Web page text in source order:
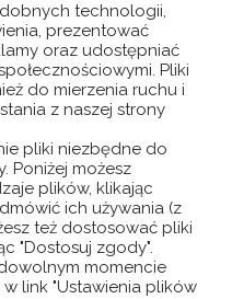
wz1
technologii,
prezentować
oraz udostępniać
Pliki
do mierzenia ruchu i
z naszej strony
pliki niezbędne do
Poniżej możesz
plików, klikając
ich używania (z
też dostosować pliki
"Dostosuj zgody".
momencie
link "Ustawienia plików